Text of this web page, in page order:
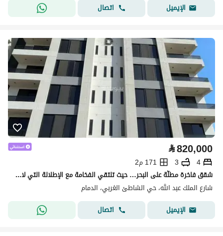
الإيميل
اتصال
⃁820,000
4
3
171 م2
شقق فاخرة مطلّة على البحر… حيث تلتقي الفخامة مع الإطلالة التي لا تُمل
شارع الملك عبد الله، حي الشاطئ الغربي، الدمام
الإيميل
اتصال